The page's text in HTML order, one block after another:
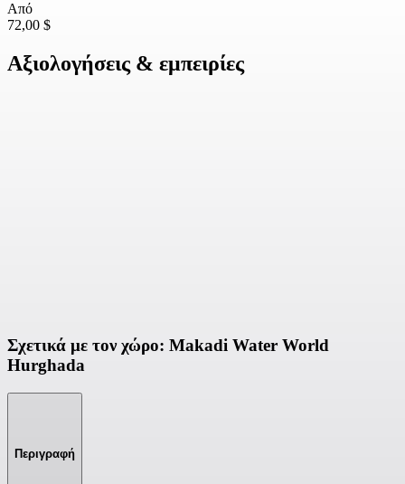
Από
72,00 $
Αξιολογήσεις & εμπειρίες
Σχετικά με τον χώρο: Makadi Water World
Hurghada
Περιγραφή